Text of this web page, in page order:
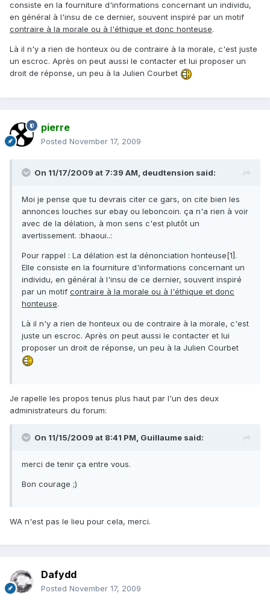
consiste en la fourniture d'informations concernant un individu,
en général à l'insu de ce dernier, souvent inspiré par un motif
contraire à la morale ou à l'éthique et donc honteuse.
Là il n'y a rien de honteux ou de contraire à la morale, c'est juste
un escroc. Après on peut aussi le contacter et lui proposer un
droit de réponse, un peu à la Julien Courbet
pierre
Posted November 17, 2009
On 11/17/2009 at 7:39 AM, deudtension said:
Moi je pense que tu devrais citer ce gars, on cite bien les
annonces louches sur ebay ou leboncoin. ça n'a rien à voir
avec de la délation, à mon sens c'est plutôt un
avertissement. :bhaoui..:
Pour rappel : La délation est la dénonciation honteuse[1].
Elle consiste en la fourniture d'informations concernant un
individu, en général à l'insu de ce dernier, souvent inspiré
par un motif contraire à la morale ou à l'éthique et donc
honteuse.
Là il n'y a rien de honteux ou de contraire à la morale, c'est
juste un escroc. Après on peut aussi le contacter et lui
proposer un droit de réponse, un peu à la Julien Courbet
Je rapelle les propos tenus plus haut par l'un des deux
administrateurs du forum:
On 11/15/2009 at 8:41 PM, Guillaume said:
merci de tenir ça entre vous.
Bon courage ;)
WA n'est pas le lieu pour cela, merci.
Dafydd
Posted November 17, 2009